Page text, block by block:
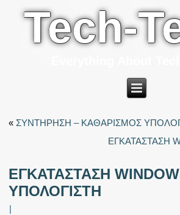
Tech-
« ΣΥΝΤΗΡΗΣΗ – ΚΑΘΑΡΙΣΜΟΣ
ΕΓΚΑΤΑΣΤΑΣΗ
ΕΓΚΑΤΑΣΤΑΣΗ
ΥΠΟΛΟΓΙΣΤΗ
|